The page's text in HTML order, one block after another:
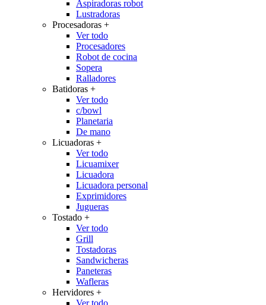
Aspiradoras robot
Lustradoras
Procesadoras +
Ver todo
Procesadores
Robot de cocina
Sopera
Ralladores
Batidoras +
Ver todo
c/bowl
Planetaria
De mano
Licuadoras +
Ver todo
Licuamixer
Licuadora
Licuadora personal
Exprimidores
Jugueras
Tostado +
Ver todo
Grill
Tostadoras
Sandwicheras
Paneteras
Wafleras
Hervidores +
Ver todo